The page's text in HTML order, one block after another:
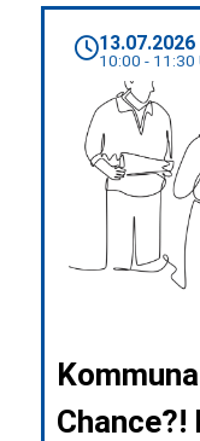
13.07.2026
10:00 - 11:30
Chance?!